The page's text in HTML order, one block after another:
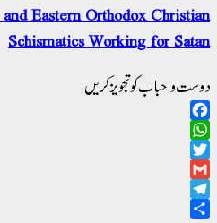
Eastern Orthodox Christian
Schismatics Working for Satan
دوست و احباب کو تجویز کریں
Facebook
WhatsApp
Twitter
Gmail
Telegram